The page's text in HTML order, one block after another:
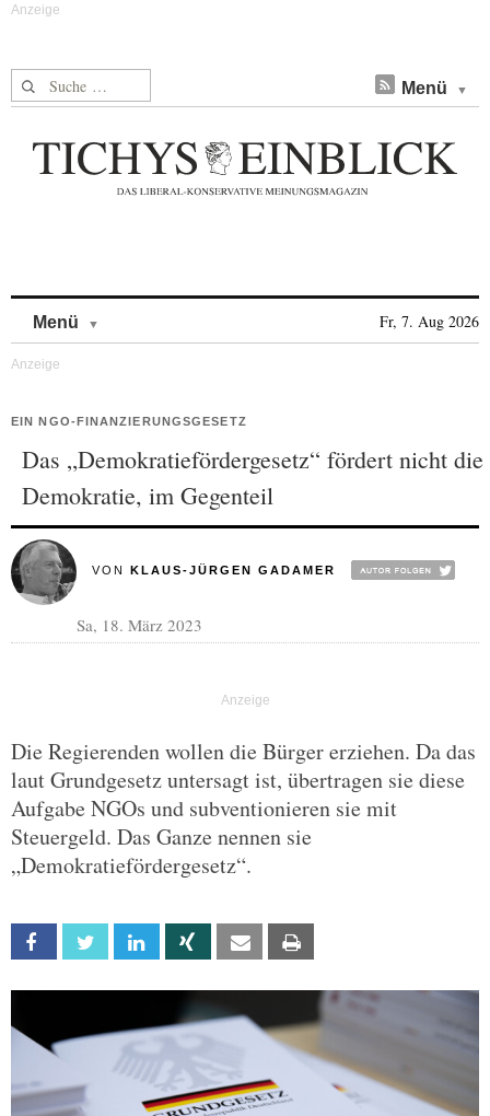
Suche nach: Menü
Menü Fr, 7. Aug 2026
EIN NGO-FINANZIERUNGSGESETZ
Das „Demokratiefördergesetz“ fördert nicht die
Demokratie, im Gegenteil
VON KLAUS-JÜRGEN GADAMER
Sa, 18. März 2023
Die Regierenden wollen die Bürger erziehen. Da das
laut Grundgesetz untersagt ist, übertragen sie diese
Aufgabe NGOs und subventionieren sie mit
Steuergeld. Das Ganze nennen sie
„Demokratiefördergesetz“.
Facebook Twitter Linkedin Xing Email